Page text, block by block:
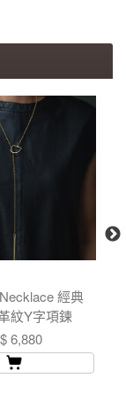
經典
紋Y字項鍊
6,880